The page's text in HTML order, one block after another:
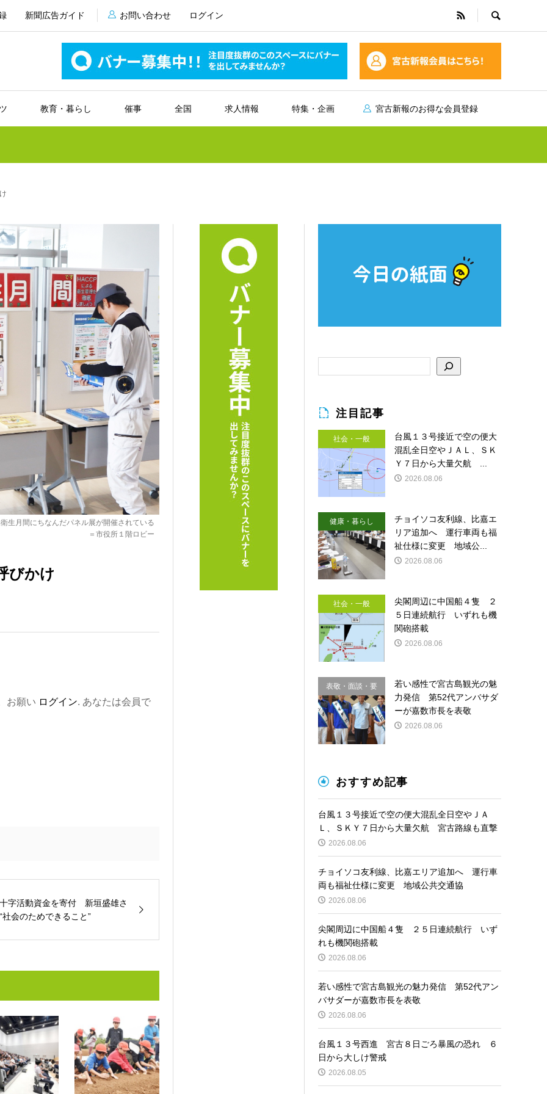
新聞広告ガイド お問い合わせ ログイン
教育・暮らし 催事 全国 求人情報 特集・企画 宮古新報のお得な会員登録
生月間にちなんだパネル展が開催されている
＝市役所１階ロビー
びかけ
お願い ログイン. あなたは会員で
字活動資金を寄付 新垣盛雄さ
社会のためできること”
注目記事
社会・一般
台風１３号接近で空の便大
混乱全日空やＪＡＬ、ＳＫ
Ｙ７日から大量欠航 ...
2026.08.06
健康・暮らし
チョイソコ友利線、比嘉エ
リア追加へ 運行車両も福
祉仕様に変更 地域公...
2026.08.06
社会・一般
尖閣周辺に中国船４隻 ２
５日連続航行 いずれも機
関砲搭載
2026.08.06
表敬・面談・要
請
若い感性で宮古島観光の魅
力発信 第52代アンバサダ
ーが嘉数市長を表敬
2026.08.06
おすすめ記事
台風１３号接近で空の便大混乱全日空やＪＡ
Ｌ、ＳＫＹ７日から大量欠航 宮古路線も直撃
2026.08.06
チョイソコ友利線、比嘉エリア追加へ 運行車
両も福祉仕様に変更 地域公共交通協
2026.08.06
尖閣周辺に中国船４隻 ２５日連続航行 いず
れも機関砲搭載
2026.08.06
若い感性で宮古島観光の魅力発信 第52代アン
バサダーが嘉数市長を表敬
2026.08.06
台風１３号西進 宮古８日ごろ暴風の恐れ ６
日から大しけ警戒
2026.08.05